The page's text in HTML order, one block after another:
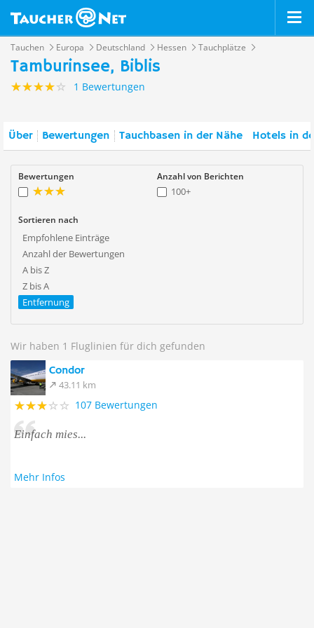
Tauchen Europa Deutschland Hessen Tauchplätze
Tamburinsee, Biblis
1 Bewertungen
Über Bewertungen Tauchbasen in der Nähe Hotels in
Bewertungen Anzahl von Berichten
100+
Sortieren nach
Empfohlene Einträge
Anzahl der Bewertungen
A bis Z
Z bis A
Entfernung
Wir haben 1 Fluglinien für dich gefunden
Condor
43.11 km
107 Bewertungen
Einfach mies...
Mehr Infos